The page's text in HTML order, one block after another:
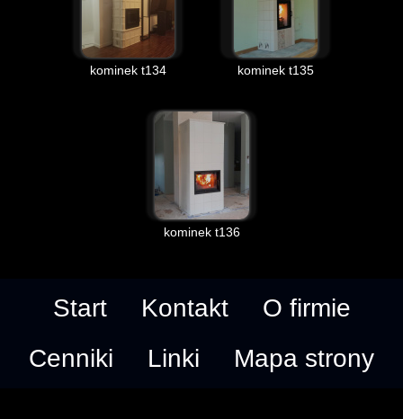
kominek t134 kominek t135
kominek t136
Start Kontakt
O firmie
Cenniki
Linki Mapa strony